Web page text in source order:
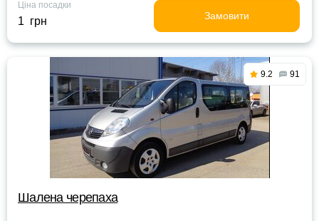
Ціна посадки
1 грн Замовити
9.2 91
Шалена черепаха